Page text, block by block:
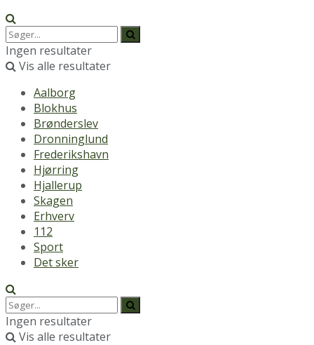
Ingen resultater
Vis alle resultater
Aalborg
Blokhus
Brønderslev
Dronninglund
Frederikshavn
Hjørring
Hjallerup
Skagen
Erhverv
112
Sport
Det sker
Ingen resultater
Vis alle resultater